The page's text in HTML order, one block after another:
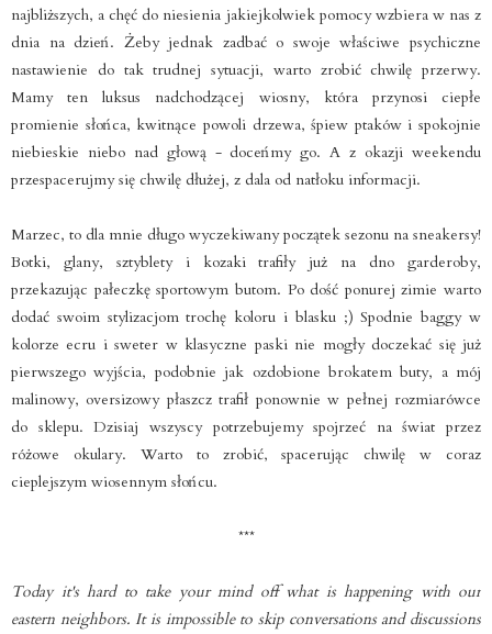
najbliższych, a chęć do niesienia jakiejkolwiek pomocy wzbiera w nas z
dnia na dzień. Żeby jednak zadbać o swoje właściwe psychiczne
nastawienie do tak trudnej sytuacji, warto zrobić chwilę przerwy.
Mamy ten luksus nadchodzącej wiosny, która przynosi ciepłe
promienie słońca, kwitnące powoli drzewa, śpiew ptaków i spokojnie
niebieskie niebo nad głową - doceńmy go. A z okazji weekendu
przespacerujmy się chwilę dłużej, z dala od natłoku informacji.
Marzec, to dla mnie długo wyczekiwany początek sezonu na sneakersy!
Botki, glany, sztyblety i kozaki trafiły już na dno garderoby,
przekazując pałeczkę sportowym butom. Po dość ponurej zimie warto
dodać swoim stylizacjom trochę koloru i blasku ;) Spodnie baggy w
kolorze ecru i sweter w klasyczne paski nie mogły doczekać się już
pierwszego wyjścia, podobnie jak ozdobione brokatem buty, a mój
malinowy, oversizowy płaszcz trafił ponownie w pełnej rozmiarówce
do sklepu. Dzisiaj wszyscy potrzebujemy spojrzeć na świat przez
różowe okulary. Warto to zrobić, spacerując chwilę w coraz
cieplejszym wiosennym słońcu.
***
Today it's hard to take your mind off what is happening with our
eastern neighbors. It is impossible to skip conversations and discussions